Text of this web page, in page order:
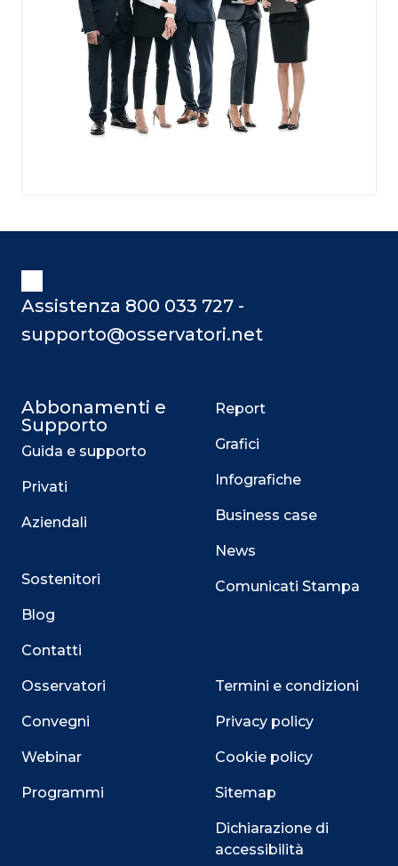
Assistenza 800 033 727 -
supporto@osservatori.net
Abbonamenti e
Supporto
Guida e supporto
Privati
Aziendali
Sostenitori
Blog
Contatti
Osservatori
Convegni
Webinar
Programmi
Report
Grafici
Infografiche
Business case
News
Comunicati Stampa
Termini e condizioni
Privacy policy
Cookie policy
Sitemap
Dichiarazione di
accessibilità